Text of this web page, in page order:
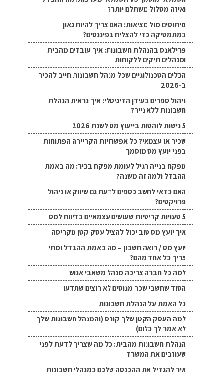
ואיזה מסלול משתלם יותר?
מיתוסים מול מציאות: האם צריך להיות גאון
במתמטיקה כדי להצליח בפיננסים?
פרילאנס בהנהלת חשבונות: איך עובדים מהבית
ומנהלים תיקים ללקוחות
הכלים הטכנולוגיים שכל מנהל חשבונות חייב להכיר
ב-2026
ניהול ספרים בעידן הדיגיטלי: איך נראית הנהלת
חשבונות ללא נייר?
5 נישות לוהטות בייעוץ מס לשנת 2026
שכיר או עצמאי? כל אפשרויות הקריירה הפתוחות
בפני יועץ מס מוסמך
מפקח בנייה רגיל לעומת מפקח בכיר: מה באמת
ההבדל ולמה זה משנה?
האם כדאי לחשב כספים לדעת גם שיווק או ניהול
פרויקטים?
5 טעויות קריטיות שעושים עצמאיים בדיווח למס
איך יועץ מס טוב יכול להציל עסק קטן מקריסה
יועץ מס / רואה חשבון – מה באמת ההבדל ומתי
צריך כל אחד מהם?
למה כל חברה צריכה מנהל משאבי אנוש
הסוד שחשבי שכר מנוסים לא רוצים שתדעו
כל האמת על הנהלת חשבונות
למה העסק הקטן שלך קורס (והמנהל חשבונות שלך
לא אמר לך כלום)
הנהלת חשבונות מהבית: כל מה שצריך לדעת לפני
שעוזבים את המשרד
איך להגדיל את ההכנסה שלכם כמנהלי חשבונות